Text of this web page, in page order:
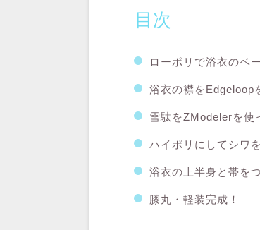
目次
ローポリで浴衣のベ
浴衣の襟をEdgeloop
雪駄をZModelerを使
ハイポリにしてシワ
浴衣の上半身と帯を
膝丸・軽装完成！